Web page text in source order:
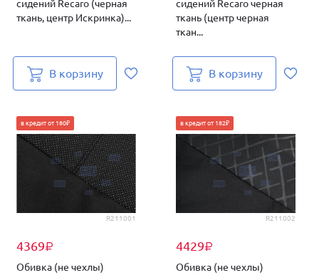
сидений Recaro (черная
ткань, центр Искринка)...
В корзину
сидений Recaro черная
ткань (центр черная
ткан...
В корзину
R211001
4369₽
в кредит от 180₽
Обивка (не чехлы)
R211002
4429₽
в кредит от 182₽
Обивка (не чехлы)